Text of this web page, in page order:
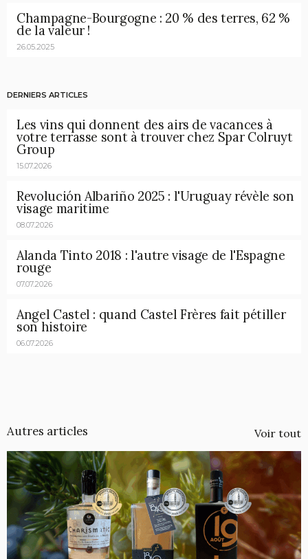
Champagne-Bourgogne : 20 % des terres, 62 %
de la valeur !
26.05.2025
DERNIERS ARTICLES
Les vins qui donnent des airs de vacances à
votre terrasse sont à trouver chez Spar Colruyt
Group
15.07.2026
Revolución Albariño 2025 : l'Uruguay révèle son
visage maritime
08.07.2026
Alanda Tinto 2018 : l'autre visage de l'Espagne
rouge
07.07.2026
Angel Castel : quand Castel Frères fait pétiller
son histoire
06.07.2026
Autres articles Voir tout